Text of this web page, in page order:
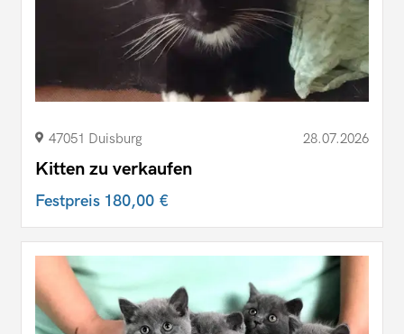
47051 Duisburg 28.07.2026
Kitten zu verkaufen
Festpreis 180,00 €